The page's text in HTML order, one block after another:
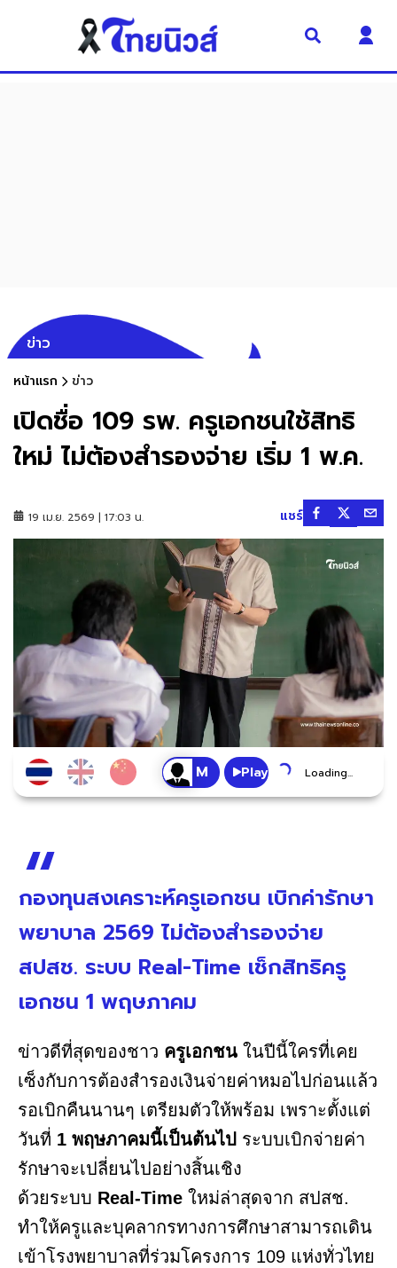
ข่าว
หน้าแรก ข่าว
เปิดชื่อ 109 รพ. ครูเอกชนใช้สิทธิ
ใหม่ ไม่ต้องสำรองจ่าย เริ่ม 1 พ.ค.
19 เม.ย. 2569 | 17:03 น. แชร์
Play Loading...
กองทุนสงเคราะห์ครูเอกชน เบิกค่ารักษา
พยาบาล 2569 ไม่ต้องสำรองจ่าย
สปสช. ระบบ Real-Time เช็กสิทธิครู
เอกชน 1 พฤษภาคม
ข่าวดีที่สุดของชาว ครูเอกชน ในปีนี้ใครที่เคย
เซ็งกับการต้องสำรองเงินจ่ายค่าหมอไปก่อนแล้ว
รอเบิกคืนนานๆ เตรียมตัวให้พร้อม เพราะตั้งแต่
วันที่ 1 พฤษภาคมนี้เป็นต้นไป ระบบเบิกจ่ายค่า
รักษาจะเปลี่ยนไปอย่างสิ้นเชิง
ด้วยระบบ Real-Time ใหม่ล่าสุดจาก สปสช.
ทำให้ครูและบุคลากรทางการศึกษาสามารถเดิน
เข้าโรงพยาบาลที่ร่วมโครงการ 109 แห่งทั่วไทย